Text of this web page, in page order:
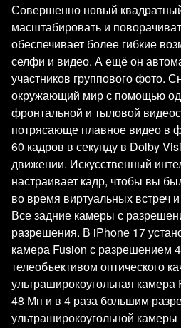
Совершенно новый
масштабировать и
обеспечивает более гибкие
селфи и видео. А ещё он
участников группового фото.
окружающий мир с помощью
фронтальной и тыловой
потрясающе плавное видео в
60 кадров в секунду в Dolby
движении. Искусственный
настраивает кадр, чтобы вы
во время виртуальных встреч
Все задние камеры с
разрешения. В iPhone 17
камера Fusion с разрешением
телеобъективом оптического
ультраширокоугольная
48 Мп и в 4 раза большим
ультраширокоугольной